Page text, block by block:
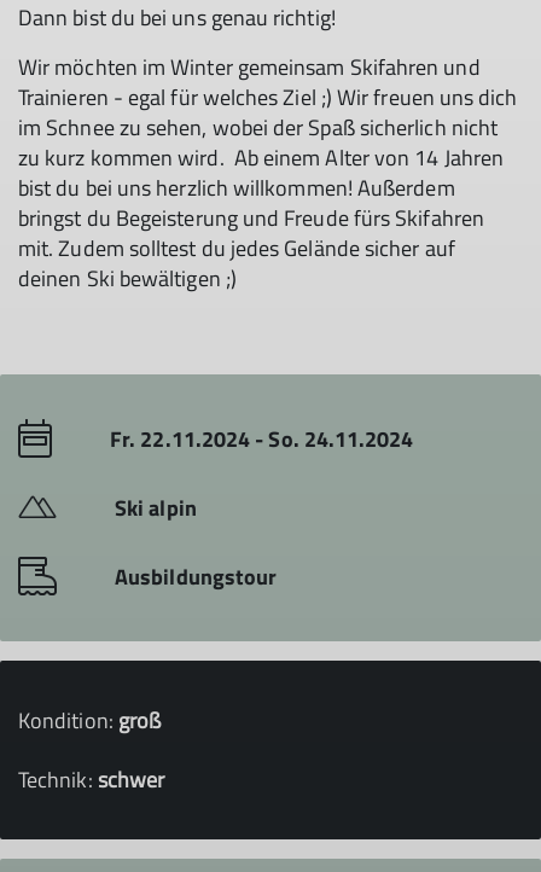
Dann bist du bei uns genau richtig!
Wir möchten im Winter gemeinsam Skifahren und
Trainieren - egal für welches Ziel ;) Wir freuen uns dich
im Schnee zu sehen, wobei der Spaß sicherlich nicht
zu kurz kommen wird. Ab einem Alter von 14 Jahren
bist du bei uns herzlich willkommen! Außerdem
bringst du Begeisterung und Freude fürs Skifahren
mit. Zudem solltest du jedes Gelände sicher auf
deinen Ski bewältigen ;)
Fr. 22.11.2024 - So. 24.11.2024
Ski alpin
Ausbildungstour
Kondition: groß
Technik: schwer